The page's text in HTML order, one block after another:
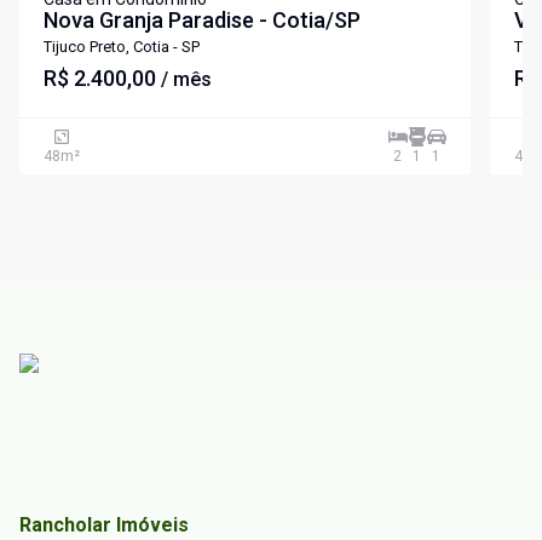
Nova Granja Paradise - Cotia/SP
Tijuco Preto, Cotia - SP
R$ 2.400,00 / mês
48m² 2 1 1 49
Rancholar Imóveis